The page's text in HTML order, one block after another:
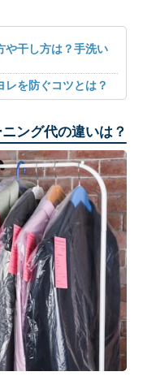
や干し方は？手洗い
レを防ぐコツとは？
ング代の違いは？